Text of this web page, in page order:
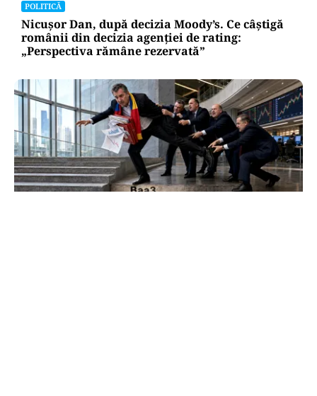
POLITICĂ
Nicușor Dan, după decizia Moody’s. Ce câștigă
românii din decizia agenției de rating:
„Perspectiva rămâne rezervată”